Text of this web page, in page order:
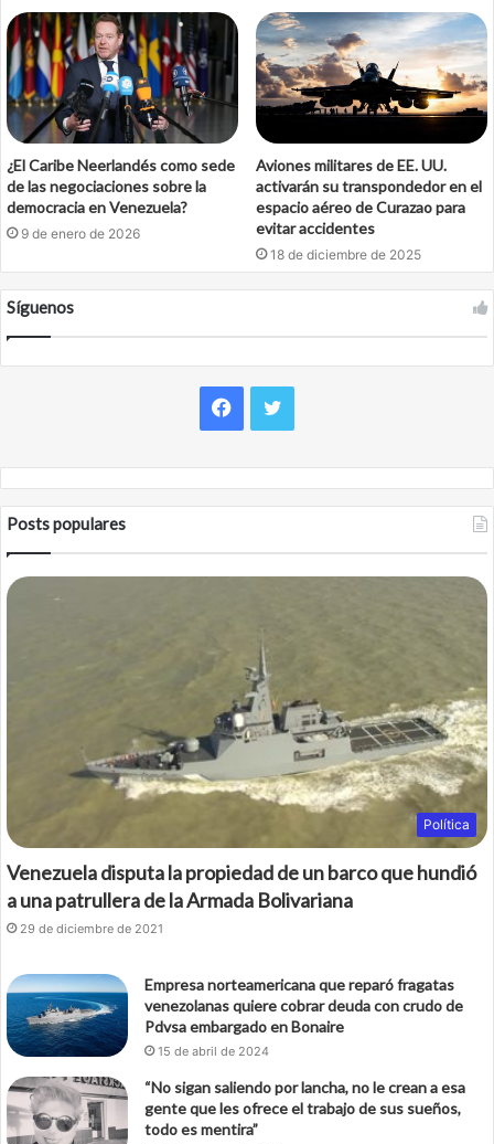
¿El Caribe Neerlandés como sede
de las negociaciones sobre la
democracia en Venezuela?
9 de enero de 2026
Aviones militares de EE. UU.
activarán su transpondedor en el
espacio aéreo de Curazao para
evitar accidentes
18 de diciembre de 2025
Síguenos
Facebook
Twitter
Posts populares
Política
Venezuela disputa la propiedad de un barco que hundió
a una patrullera de la Armada Bolivariana
29 de diciembre de 2021
Empresa norteamericana que reparó fragatas
venezolanas quiere cobrar deuda con crudo de
Pdvsa embargado en Bonaire
15 de abril de 2024
“No sigan saliendo por lancha, no le crean a esa
gente que les ofrece el trabajo de sus sueños,
todo es mentira”